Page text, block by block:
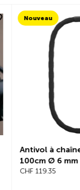
Nouveau
Antivol à
125cm, Ø 8mm
CHF 145.25